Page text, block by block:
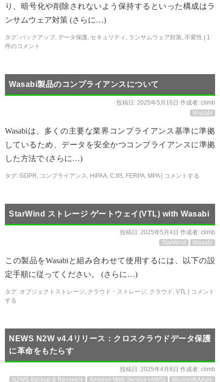
り、暗号化や削除されないよう保持するといった構成はラ
ンサムウェア対策 (さらに…)
タグ: バックアップ, データ保護, セキュリティ , ランサムウェア対策, 不変性
1
件のコメント
Wasabi製品のコンプライアンスについて
投稿日: 2025年5月16日 作成者: climb
Wasabi
Wasabiは、多くの主要な業界コンプライアンス基準に準拠
しているため、データを安全かつコンプライアンスに準拠
した方法で (さらに…)
タグ: GDPR, コンプライアンス, HIPAA, CJIS, FERPA, MPA コメントする
StarWind ストレージ ゲートウェイ(VTL) with Wasabi
投稿日: 2025年5月4日 作成者: climb
StarWind
Wasabi
この製品をWasabiと組み合わせて使用するには、以下の設
定手順に従ってください。 (さらに…)
タグ: オブジェクトストレージ, クラウド・ストレージ, クラウド, VTL
コメント
する
NEWS N2W v4.4リリース：クロスクラウドデータ保護
に革命をもたらす
投稿日: 2025年4月8日 作成者: climb
N2WS Backup & Recovery
Amazon Web Service (AWS) Microsoft Azure